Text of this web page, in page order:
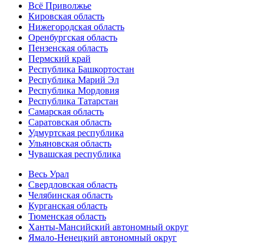
Всё Приволжье
Кировская область
Нижегородская область
Оренбургская область
Пензенская область
Пермский край
Республика Башкортостан
Республика Марий Эл
Республика Мордовия
Республика Татарстан
Самарская область
Саратовская область
Удмуртская республика
Ульяновская область
Чувашская республика
Весь Урал
Свердловская область
Челябинская область
Курганская область
Тюменская область
Ханты-Мансийский автономный округ
Ямало-Ненецкий автономный округ